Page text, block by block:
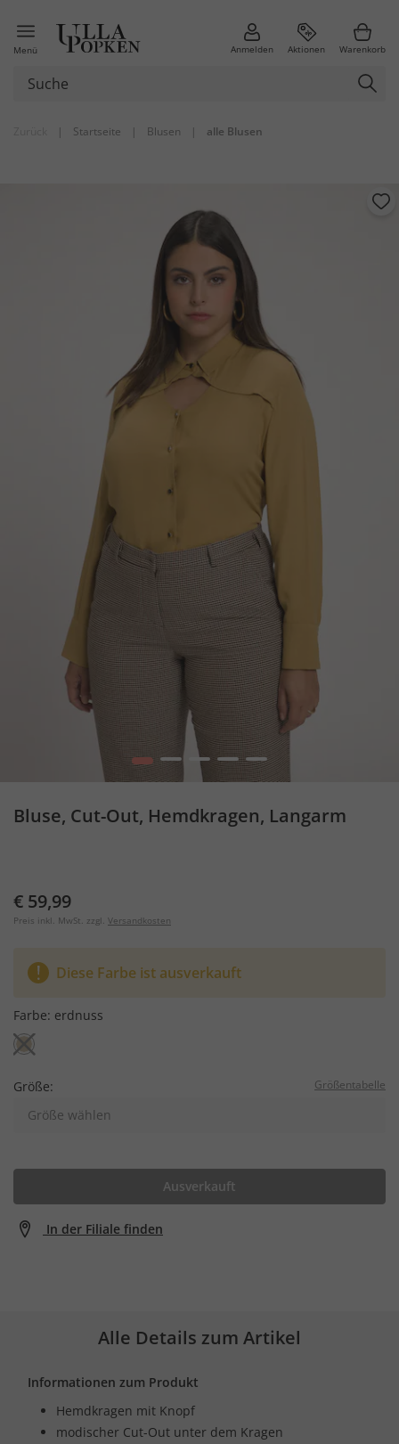
Menü Anmelden Aktionen Warenkorb
| Startseite | Blusen | alle Blusen
1 2 3 4 5
Bluse, Cut-Out, Hemdkragen, Langarm
€ 59,99
Preis inkl. MwSt. zzgl. Versandkosten
Diese Farbe ist ausverkauft
Farbe: erdnuss
Größe: Größentabelle
Größe wählen
Ausverkauft
In der Filiale finden
Alle Details zum Artikel
Informationen zum Produkt
Hemdkragen mit Knopf
modischer Cut-Out unter dem Kragen